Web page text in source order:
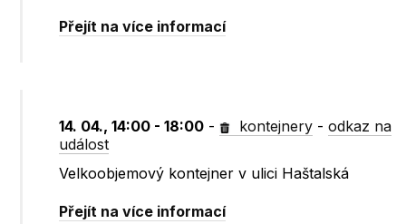
Přejít na více informací
14. 04., 14:00 - 18:00 - kontejnery -odkaz na
událost
Velkoobjemový kontejner v ulici Haštalská
Přejít na více informací